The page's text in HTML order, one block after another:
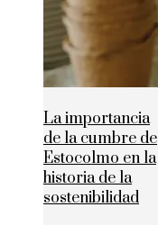
La importancia
de la cumbre de
Estocolmo en la
historia de la
sostenibilidad